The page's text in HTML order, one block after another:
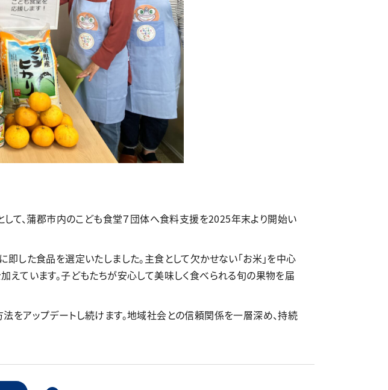
て、蒲郡市内のこども食堂７団体へ食料支援を2025年末より開始い
した食品を選定いたしました。主食として欠かせない「お米」を中心
ています。子どもたちが安心して美味しく食べられる旬の果物を届
をアップデートし続けます。地域社会との信頼関係を一層深め、持続